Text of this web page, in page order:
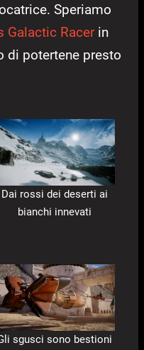
Speriamo
Galactic Racerin
di potertene presto
Dai rossi dei deserti ai
bianchi innevati
sgusci sono bestioni